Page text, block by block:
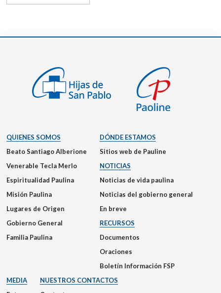
QUIENES SOMOS
Beato Santiago Alberione
Venerable Tecla Merlo
Espiritualidad Paulina
Misión Paulina
Lugares de Origen
Gobierno General
Familia Paulina
DÓNDE ESTAMOS
Sitios web de Pauline
NOTICIAS
Noticias de vida paulina
Noticias del gobierno general
En breve
RECURSOS
Documentos
Oraciones
Boletín Información FSP
MEDIA
NUESTROS CONTACTOS